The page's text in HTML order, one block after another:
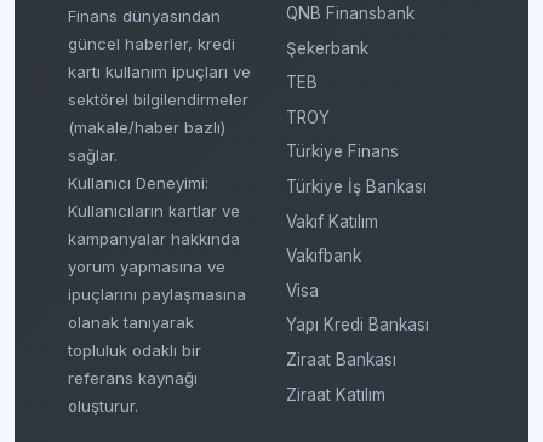
Finans dünyasından
güncel haberler, kredi
kartı kullanım ipuçları ve
sektörel bilgilendirmeler
(makale/haber bazlı)
sağlar.
Kullanıcı Deneyimi:
Kullanıcıların kartlar ve
kampanyalar hakkında
yorum yapmasına ve
ipuçlarını paylaşmasına
olanak tanıyarak
topluluk odaklı bir
referans kaynağı
oluşturur.
QNB Finansbank
Şekerbank
TEB
TROY
Türkiye Finans
Türkiye İş Bankası
Vakıf Katılım
Vakıfbank
Visa
Yapı Kredi Bankası
Ziraat Bankası
Ziraat Katılım